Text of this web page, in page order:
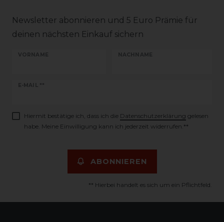
Newsletter abonnieren und 5 Euro Prämie für
deinen nächsten Einkauf sichern
VORNAME NACHNAME
E-MAIL **
Newsletter
Hiermit bestätige ich, dass ich die Daten­schutz­erklärung gelesen
habe. Meine Einwilligung kann ich jederzeit widerrufen.**
ABONNIEREN
** Hierbei handelt es sich um ein Pflichtfeld.